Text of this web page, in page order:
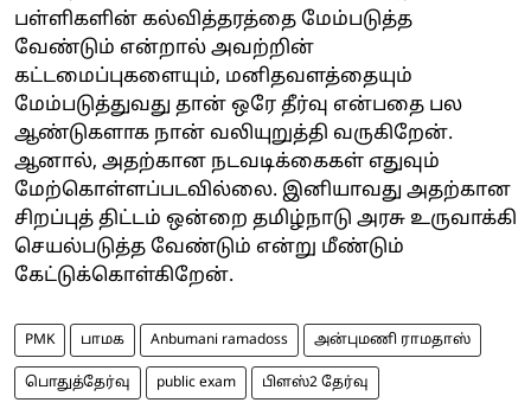
பள்ளிகளின் கல்வித்தரத்தை மேம்படுத்த
வேண்டும் என்றால் அவற்றின்
கட்டமைப்புகளையும், மனிதவளத்தையும்
மேம்படுத்துவது தான் ஒரே தீர்வு என்பதை பல
ஆண்டுகளாக நான் வலியுறுத்தி வருகிறேன்.
ஆனால், அதற்கான நடவடிக்கைகள் எதுவும்
மேற்கொள்ளப்படவில்லை. இனியாவது அதற்கான
சிறப்புத் திட்டம் ஒன்றை தமிழ்நாடு அரசு உருவாக்கி
செயல்படுத்த வேண்டும் என்று மீண்டும்
கேட்டுக்கொள்கிறேன்.
PMK பாமக Anbumani ramadoss அன்புமணி ராமதாஸ்
பொதுத்தேர்வு public exam பிளஸ்2 தேர்வு